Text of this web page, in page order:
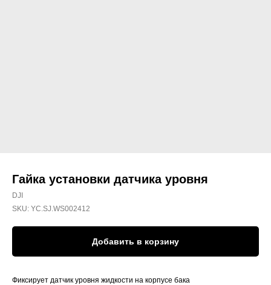
Гайка установки датчика уровня
DJI
SKU: YC.SJ.WS002412
Добавить в корзину
Фиксирует датчик уровня жидкости на корпусе бака